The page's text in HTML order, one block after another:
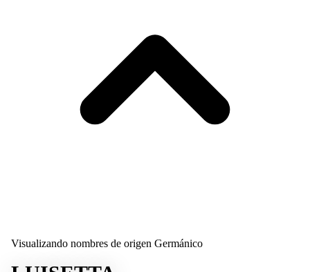
Visualizando nombres de origen Germánico